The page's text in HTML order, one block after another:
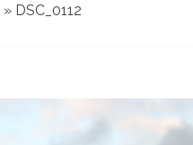
» DSC_0112